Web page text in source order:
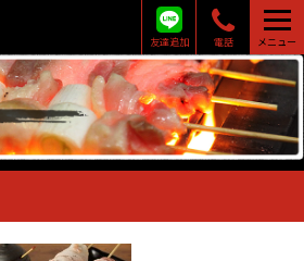
友達追加 電話 メニュー